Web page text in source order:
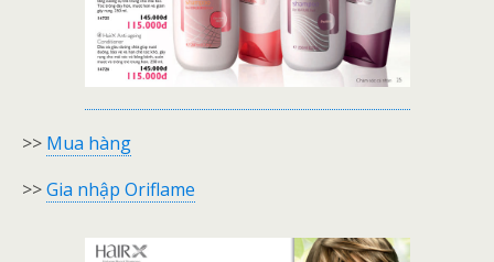
>> Mua hàng
>>Gia nhập Oriflame